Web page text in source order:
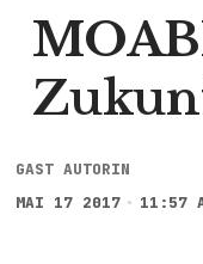
GAST AUTORIN
MAI 17 2017
11:57